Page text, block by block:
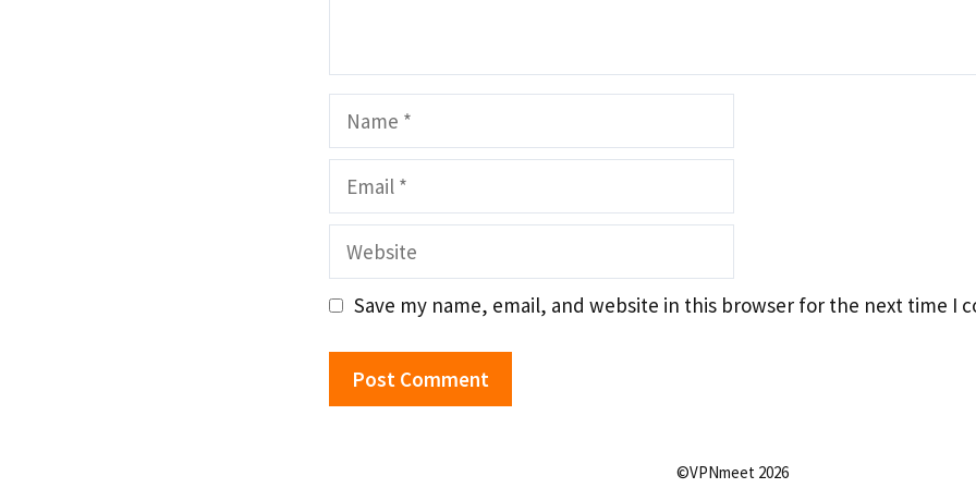
Name
Email
Website
Save my name, email, and website in this browser for the next time I
©VPNmeet 2026